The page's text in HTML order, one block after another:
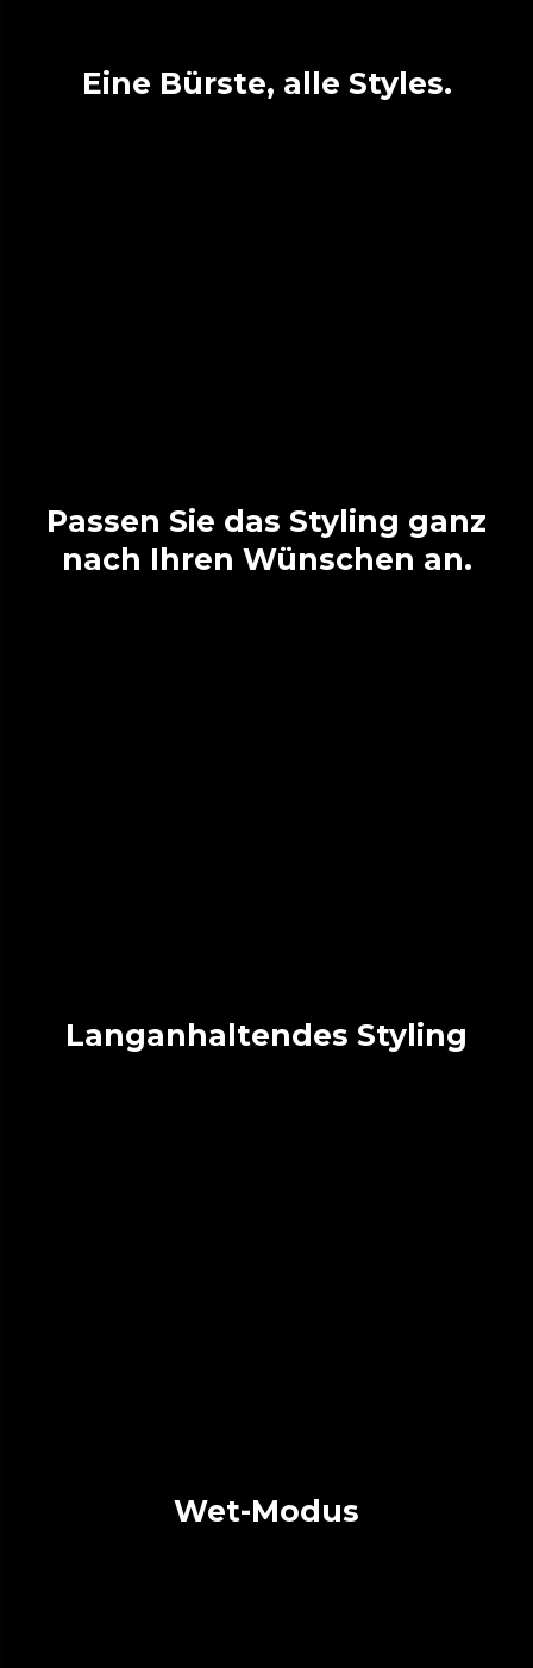
Eine Bürste, alle Styles.
Passen Sie das Styling ganz
nach Ihren Wünschen an.
Langanhaltendes Styling
Wet-Modus